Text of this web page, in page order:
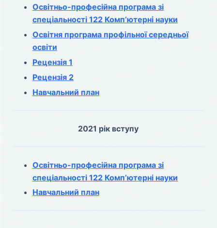
Освітньо-професійна програма зі
спеціальності 122 Комп’ютерні науки
Освітня програма профільної середньої
освіти
Рецензія 1
Рецензія 2
Навчальний план
2021 рік вступу
Освітньо-професійна програма зі
спеціальності 122 Комп’ютерні науки
Навчальний план